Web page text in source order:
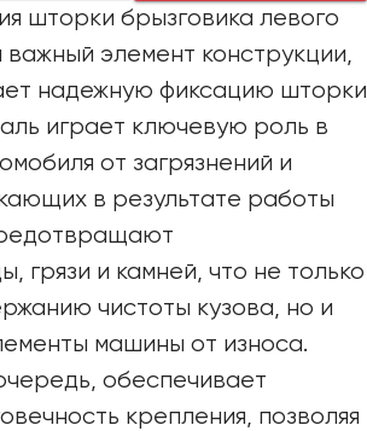
шторки брызговика левого
элемент конструкции,
надежную фиксацию шторки
играет ключевую роль в
от загрязнений и
в результате работы
грязи и камней, что не только
чистоты кузова, но и
машины от износа.
обеспечивает
крепления, позволяя